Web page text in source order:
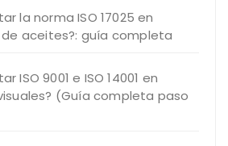
la norma ISO 17025 en
aceites?: guía completa
ISO 9001 e ISO 14001 en
(Guía completa paso